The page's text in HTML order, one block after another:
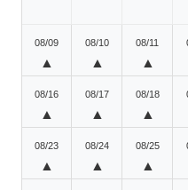
08/09
▲
08/10
▲
08/11
▲
08/16
▲
08/17
▲
08/18
▲
08/23
▲
08/24
▲
08/25
▲